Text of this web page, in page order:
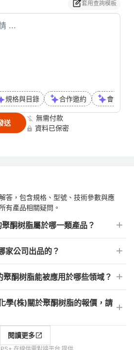
套用查詢模板
規格與目錄 合作邀約 會議或
送
無需付款
資料已保密
答，包含規格、型號、技術參數與應
有產品相關疑問。
酮树脂屬於哪一類產品？
家公司出品的？
酮树脂能被應用於哪些領域？
學(株)關於聚酮树脂的報價，請
閱讀更多